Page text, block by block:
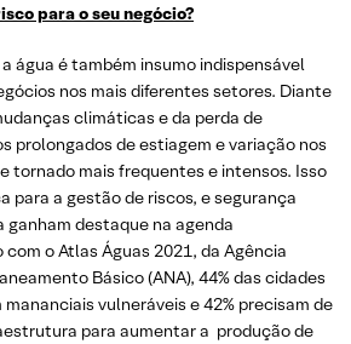
para o seu negócio?
água é também insumo indispensável
nos mais diferentes setores. Diante
climáticas e da perda de
prolongados de estiagem e variação nos
tornado mais frequentes e intensos. Isso
para a gestão de riscos, e segurança
ganham destaque na agenda
o Atlas Águas 2021, da Agência
Básico (ANA), 44% das cidades
vulneráveis e 42% precisam de
para aumentar a produção de